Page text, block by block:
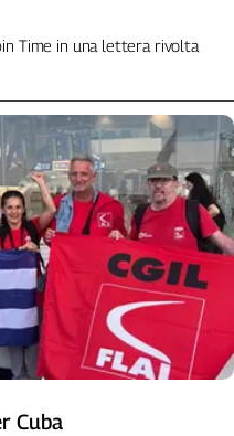
Time in una lettera rivolta
Cuba